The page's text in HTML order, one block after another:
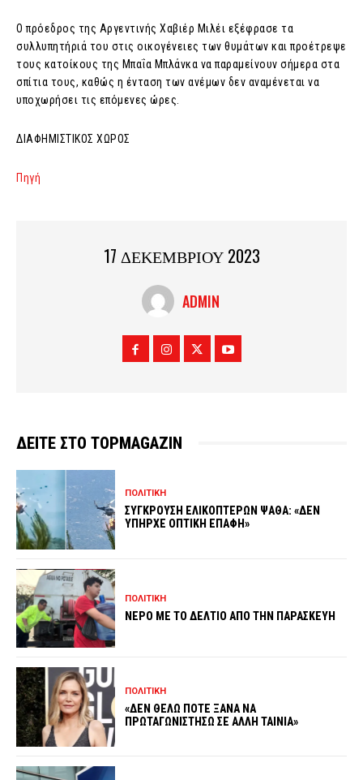
Ο πρόεδρος της Αργεντινής Χαβιέρ Μιλέι εξέφρασε τα
συλλυπητήριά του στις οικογένειες των θυμάτων και προέτρεψε
τους κατοίκους της Μπαΐα Μπλάνκα να παραμείνουν σήμερα στα
σπίτια τους, καθώς η ένταση των ανέμων δεν αναμένεται να
υποχωρήσει τις επόμενες ώρες.
ΔΙΑΦΗΜΙΣΤΙΚΟΣ ΧΩΡΟΣ
Πηγή
17 ΔΕΚΕΜΒΡΙΟΥ 2023
ADMIN
ΔΕΙΤΕ ΣΤΟ TOPMAGAZIN
ΠΟΛΙΤΙΚΗ
ΣΥΓΚΡΟΥΣΗ ΕΛΙΚΟΠΤΕΡΩΝ ΨΑΘΑ: «ΔΕΝ
ΥΠΗΡΧΕ ΟΠΤΙΚΗ ΕΠΑΦΗ»
ΠΟΛΙΤΙΚΗ
ΝΕΡΟ ΜΕ ΤΟ ΔΕΛΤΙΟ ΑΠΟ ΤΗΝ ΠΑΡΑΣΚΕΥΗ
ΠΟΛΙΤΙΚΗ
«ΔΕΝ ΘΕΛΩ ΠΟΤΕ ΞΑΝΑ ΝΑ
ΠΡΩΤΑΓΩΝΙΣΤΗΣΩ ΣΕ ΑΛΛΗ ΤΑΙΝΙΑ»